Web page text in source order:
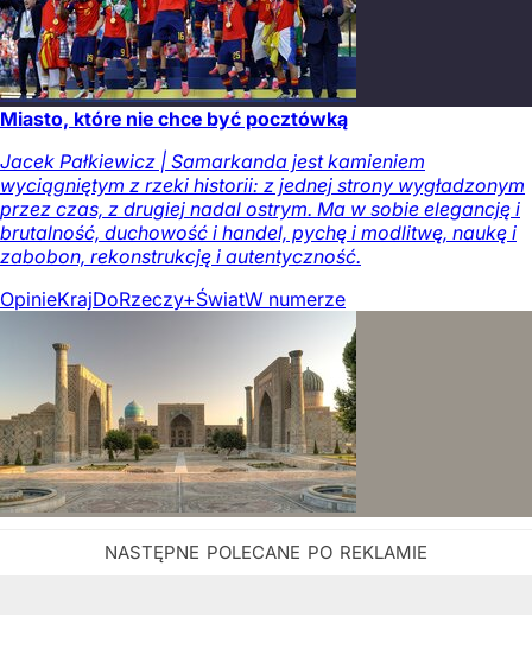
Miasto, które nie chce być pocztówką
Jacek Pałkiewicz | Samarkanda jest kamieniem
wyciągniętym z rzeki historii: z jednej strony wygładzonym
przez czas, z drugiej nadal ostrym. Ma w sobie elegancję i
brutalność, duchowość i handel, pychę i modlitwę, naukę i
zabobon, rekonstrukcję i autentyczność.
OpinieKrajDoRzeczy+ŚwiatW numerze